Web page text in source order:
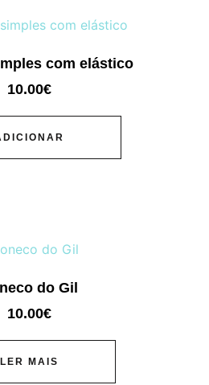
com elástico
10.00€
do Gil
10.00€
LER MAIS